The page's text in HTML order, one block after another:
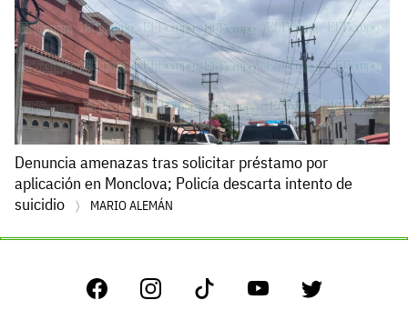
Denuncia amenazas tras solicitar préstamo por
aplicación en Monclova; Policía descarta intento de
suicidio
MARIO ALEMÁN